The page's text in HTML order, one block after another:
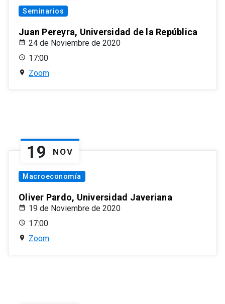
Seminarios
Juan Pereyra, Universidad de la República
24 de Noviembre de 2020
17:00
Zoom
19 NOV
Macroeconomía
Oliver Pardo, Universidad Javeriana
19 de Noviembre de 2020
17:00
Zoom